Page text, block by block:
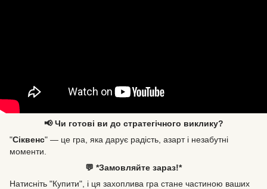
📢 Чи готові ви до стратегічного виклику?
"Сіквенс" — це гра, яка дарує радість, азарт і незабутні
моменти.
💬 *Замовляйте зараз!*
Натисніть "Купити", і ця захоплива гра стане частиною ваших